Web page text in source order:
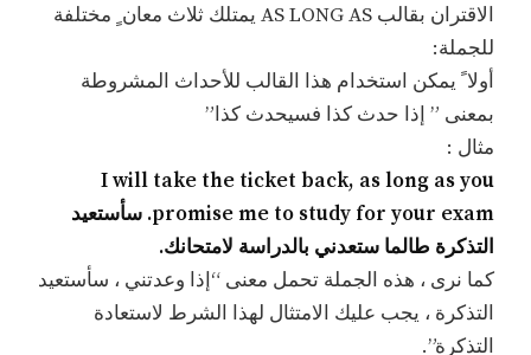
الاقتران بقالب AS LONG AS يمتلك ثلاث معان ٍ مختلفة
للجملة:
أولا ً يمكن استخدام هذا القالب للأحداث المشروطة
بمعنى ” إذا حدث كذا فسيحدث كذا”
مثال :
I will take the ticket back, as long as you
promise me to study for your exam. سأستعيد
التذكرة طالما ستعدني بالدراسة لامتحانك.
كما نرى ، هذه الجملة تحمل معنى “إذا وعدتني ، سأستعيد
التذكرة ، يجب عليك الامتثال لهذا الشرط لاستعادة
التذكرة”.